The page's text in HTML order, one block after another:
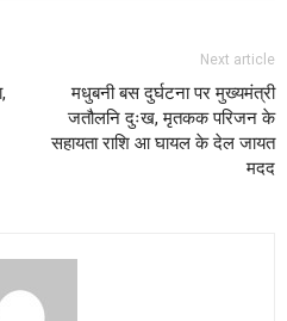
Next article
मधुबनी बस दुर्घटना पर मुख्यमंत्री
जतौलनि दुःख, मृतकक परिजन के
सहायता राशि आ घायल के देल जायत
मदद